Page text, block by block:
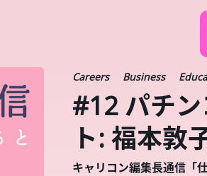
Careers Business
#12 パチ
ト: 福本敦
キャリコン編集長通信「